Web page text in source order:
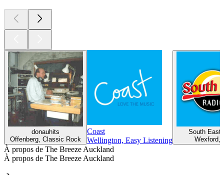
donauhits
Offenberg, Classic Rock
Coast
Wellington, Easy Listening
South East
Wexford,
À propos de The Breeze Auckland
À propos de The Breeze Auckland